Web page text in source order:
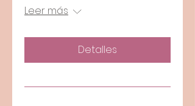
Leer más
Detalles